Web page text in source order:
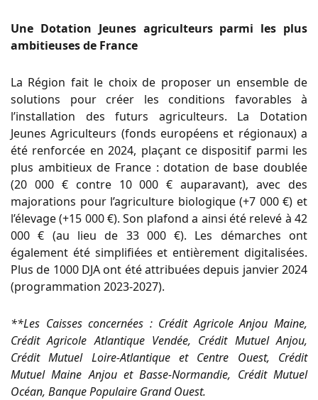
Une Dotation Jeunes agriculteurs parmi les plus
ambitieuses de France
La Région fait le choix de proposer un ensemble de
solutions pour créer les conditions favorables à
l’installation des futurs agriculteurs. La Dotation
Jeunes Agriculteurs (fonds européens et régionaux) a
été renforcée en 2024, plaçant ce dispositif parmi les
plus ambitieux de France : dotation de base doublée
(20 000 € contre 10 000 € auparavant), avec des
majorations pour l’agriculture biologique (+7 000 €) et
l’élevage (+15 000 €). Son plafond a ainsi été relevé à 42
000 € (au lieu de 33 000 €). Les démarches ont
également été simplifiées et entièrement digitalisées.
Plus de 1000 DJA ont été attribuées depuis janvier 2024
(programmation 2023-2027).
**Les Caisses concernées : Crédit Agricole Anjou Maine,
Crédit Agricole Atlantique Vendée, Crédit Mutuel Anjou,
Crédit Mutuel Loire-Atlantique et Centre Ouest, Crédit
Mutuel Maine Anjou et Basse-Normandie, Crédit Mutuel
Océan, Banque Populaire Grand Ouest.